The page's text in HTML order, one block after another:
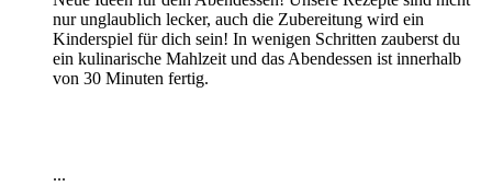
nur unglaublich lecker, auch die Zubereitung wird ein
Kinderspiel für dich sein! In wenigen Schritten zauberst du
ein kulinarische Mahlzeit und das Abendessen ist innerhalb
von 30 Minuten fertig.
...